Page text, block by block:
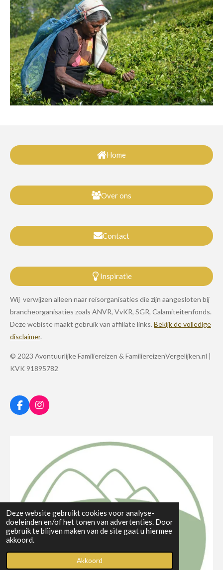
Deze website gebruikt cookies voor analyse-
doeleinden en/of het tonen van advertenties. Door
gebruik te blijven maken van de site gaat u hiermee
akkoord.
Akkoord
Home
Over ons
Contact
Inspiratie
Wij verwijzen alleen naar reisorganisaties die zijn aangesloten bij
brancheorganisaties zoals ANVR, VvKR, SGR, Calamiteitenfonds.
Deze webiste maakt gebruik van affiliate links. Bekijk de volledige
disclaimer.
© 2023 Avontuurlijke Familiereizen & FamiliereizenVergelijken.nl |
KVK 91895782
F
a
I
n
a
m